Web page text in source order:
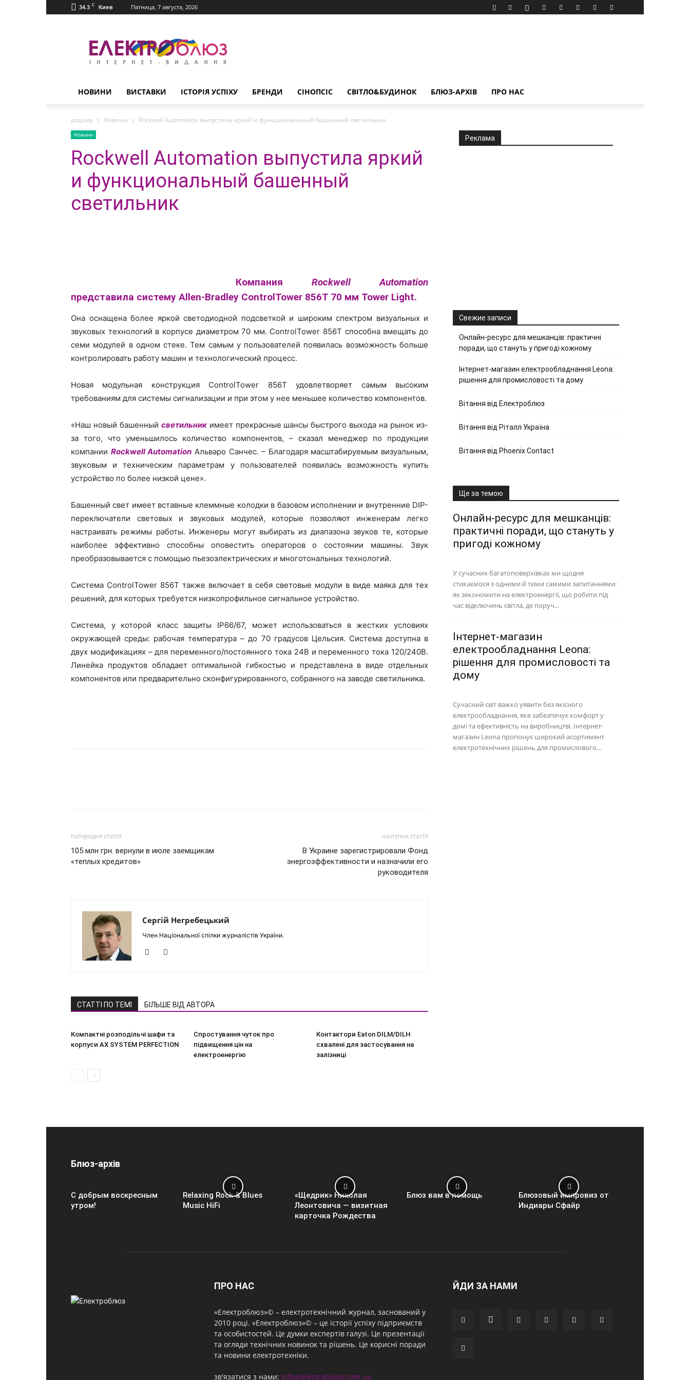
34.3 C Киев Пятница, 7 августа, 2026
НОВИНИ ВИСТАВКИ ІСТОРІЯ УСПІХУ БРЕНДИ СІНОПСІС СВІТЛО&БУДИНОК БЛЮЗ-АРХІВ ПРО НАС
додому Новини Rockwell Automation выпустила яркий и функциональный башенный светильник
Новини
Rockwell Automation выпустила яркий
и функциональный башенный
светильник
Компания Rockwell Automation
представила систему Allen-Bradley ControlTower 856T 70 мм Tower Light.
Она оснащена более яркой светодиодной подсветкой и широким спектром визуальных и
звуковых технологий в корпусе диаметром 70 мм. ControlTower 856T способна вмещать до
семи модулей в одном стеке. Тем самым у пользователей появилась возможность больше
контролировать работу машин и технологический процесс.
Новая модульная конструкция ControlTower 856T удовлетворяет самым высоким
требованиям для системы сигнализации и при этом у нее меньшее количество компонентов.
«Наш новый башенный светильникимеет прекрасные шансы быстрого выхода на рынок из-
за того, что уменьшилось количество компонентов, – сказал менеджер по продукции
компании Rockwell Automation Альваро Санчес. – Благодаря масштабируемым визуальным,
звуковым и техническим параметрам у пользователей появилась возможность купить
устройство по более низкой цене».
Башенный свет имеет вставные клеммные колодки в базовом исполнении и внутренние DIP-
переключатели световых и звуковых модулей, которые позволяют инженерам легко
настраивать режимы работы. Инженеры могут выбирать из диапазона звуков те, которые
наиболее эффективно способны оповестить операторов о состоянии машины. Звук
преобразовывается с помощью пьезоэлектрических и многотональных технологий.
Система ControlTower 856T также включает в себя световые модули в виде маяка для тех
решений, для которых требуется низкопрофильное сигнальное устройство.
Система, у которой класс защиты IP66/67, может использоваться в жестких условиях
окружающей среды: рабочая температура – до 70 градусов Цельсия. Система доступна в
двух модификациях – для переменного/постоянного тока 24В и переменного тока 120/240В.
Линейка продуктов обладает оптимальной гибкостью и представлена в виде отдельных
компонентов или предварительно сконфигурированного, собранного на заводе светильника.
попередня стаття
105 млн грн. вернули в июле заемщикам
«теплых кредитов»
наступна стаття
В Украине зарегистрировали Фонд
энергоэффективности и назначили его
руководителя
Сергій Негребецький
Член Національної спілки журналістів України.
СТАТТІ ПО ТЕМІ БІЛЬШЕ ВІД АВТОРА
Компактні розподільчі шафи та
корпуси AX SYSTEM PERFECTION
Спростування чуток про
підвищення цін на
електроенергію
Контактори Eaton DILM/DILH
схвалені для застосування на
залізниці
Реклама
Свежие записи
Онлайн-ресурс для мешканців: практичні
поради, що стануть у пригоді кожному
Інтернет-магазин електрообладнання Leona:
рішення для промисловості та дому
Вітання від Електроблюз
Вітання від Ріталл Україна
Вітання від Phoenix Contact
Ще за темою
Онлайн-ресурс для мешканців:
практичні поради, що стануть у
пригоді кожному
У сучасних багатоповерхівках ми щодня
стикаємося з одними й тими самими запитаннями:
як зекономити на електроенергії, що робити під
час відключень світла, де поруч...
Інтернет-магазин
електрообладнання Leona:
рішення для промисловості та
дому
Сучасний світ важко уявити без якісного
електрообладнання, яке забезпечує комфорт у
домі та ефективність на виробництві. Інтернет-
магазин Leona пропонує широкий асортимент
електротехнічних рішень для промислового...
Блюз-архів
С добрым воскресным
утром!
Relaxing Rock & Blues
Music HiFi
«Щедрик» Николая
Леонтовича — визитная
карточка Рождества
Блюз вам в помощь
Блюзовый импровиз от
Индиары Сфайр
ПРО НАС
«Електроблюз»© – електротехнічний журнал, заснований у
2010 році. «Електроблюз»© – це історії успіху підприємств
та особистостей. Це думки експертів галузі. Це презентації
та огляди технічних новинок та рішень. Це корисні поради
та новини електротехніки.
зв'язатися з нами: info@electroblues.com.ua
ЙДИ ЗА НАМИ